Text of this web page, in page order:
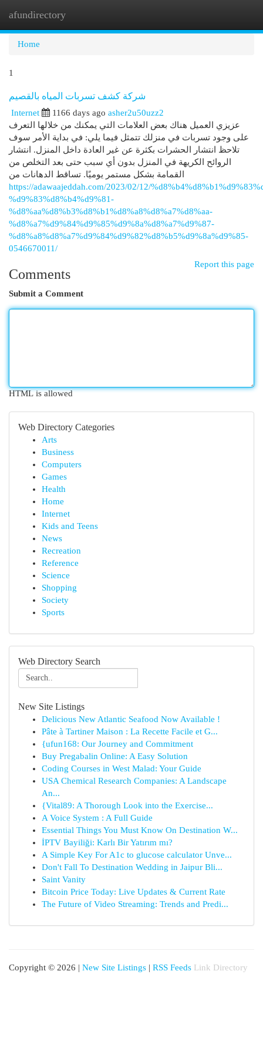
afundirectory
Home
1
شركة كشف تسربات المياه بالقصيم
Internet 1166 days ago asher2u50uzz2
عزيزي العميل هناك بعض العلامات التي يمكنك من خلالها التعرف
على وجود تسربات في منزلك تتمثل فيما يلي: في بداية الأمر سوف
تلاحظ انتشار الحشرات بكثرة عن غير العادة داخل المنزل. انتشار
الروائح الكريهة في المنزل بدون أي سبب حتى بعد التخلص من
القمامة بشكل مستمر يوميًا. تساقط الدهانات من
https://adawaajeddah.com/2023/02/12/
%d9%83%d8%b4%d9%81-
%d8%aa%d8%b3%d8%b1%d8%a8%d8%a7%d8%aa-
%d8%a7%d9%84%d9%85%d9%8a%d8%a7%d9%87-
%d8%a8%d8%a7%d9%84%d9%82%d8%b5%d9%8a%d9%85-
0546670011/
Report this page
Comments
Submit a Comment
HTML is allowed
Web Directory Categories
Arts
Business
Computers
Games
Health
Home
Internet
Kids and Teens
News
Recreation
Reference
Science
Shopping
Society
Sports
Web Directory Search
New Site Listings
Delicious New Atlantic Seafood Now Available !
Pâte à Tartiner Maison : La Recette Facile et G...
{ufun168: Our Journey and Commitment
Buy Pregabalin Online: A Easy Solution
Coding Courses in West Malad: Your Guide
USA Chemical Research Companies: A Landscape
An...
{Vital89: A Thorough Look into the Exercise...
A Voice System : A Full Guide
Essential Things You Must Know On Destination W...
İPTV Bayiliği: Karlı Bir Yatırım mı?
A Simple Key For A1c to glucose calculator Unve...
Don't Fall To Destination Wedding in Jaipur Bli...
Saint Vanity
Bitcoin Price Today: Live Updates & Current Rate
The Future of Video Streaming: Trends and Predi...
Copyright © 2026 | New Site Listings | RSS Feeds Link Directory